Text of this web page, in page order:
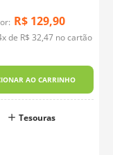
R$ 129,90
x de R$ 32,47no cartão
AO CARRINHO
Tesouras